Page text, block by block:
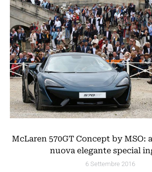
McLaren 570GT Concept by MSO:
nuova elegante special
6 Settembre 2016